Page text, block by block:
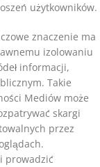
użytkowników.
znaczenie ma
izolowaniu
informacji,
Takie
Mediów może
skargi
przez
prowadzić